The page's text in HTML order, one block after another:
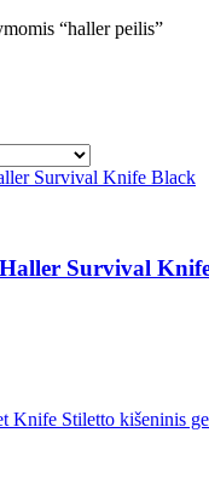
“haller peilis”
Survival